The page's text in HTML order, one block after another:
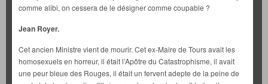
comme alibi, on cessera de le désigner comme coupable ?
Jean Royer.
Cet ancien Ministre vient de mourir. Cet ex-Maire de Tours avait les
homosexuels en horreur, il était l’Apôtre du Catastrophisme, il avait
une peur bleue des Rouges, il était un fervent adepte de la peine de